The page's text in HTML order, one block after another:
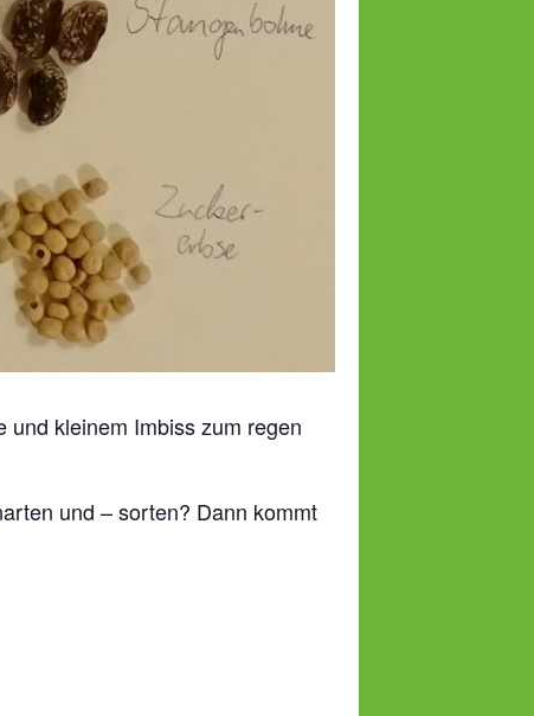
und kleinem Imbiss zum regen
und – sorten? Dann kommt